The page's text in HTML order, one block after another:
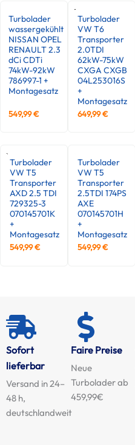
Turbolader
wassergekühlt
NISSAN OPEL
RENAULT 2.3
dCi CDTi
74kW-92kW
786997-1 +
Montagesatz
549,99€
Turbolader
VW T6
Transporter
2.0TDI
62kW-75kW
CXGA CXGB
04L253016S
+
Montagesatz
649,99€
Turbolader
VW T5
Transporter
AXD 2.5 TDI
729325-3
070145701K
+
Montagesatz
549,99€
Turbolader
VW T5
Transporter
2.5TDI 174PS
AXE
070145701H
+
Montagesatz
549,99€
Sofort
lieferbar
Versand in 24–
48 h,
deutschlandweit
Faire Preise
Neue
Turbolader ab
459,99€